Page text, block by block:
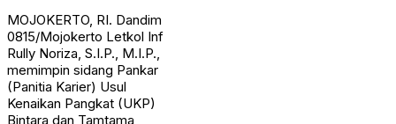
MOJOKERTO, RI. Dandim
0815/Mojokerto Letkol Inf
Rully Noriza, S.I.P., M.I.P.,
memimpin sidang Pankar
(Panitia Karier) Usul
Kenaikan Pangkat (UKP)
Bintara dan Tamtama